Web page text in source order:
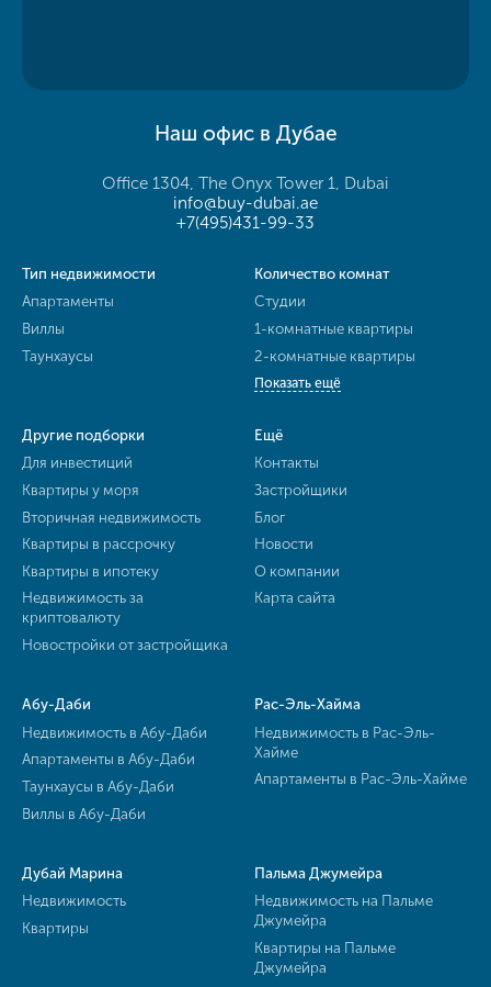
Наш офис в Дубае
Office 1304, The Onyx Tower 1, Dubai
info@buy-dubai.ae
+7(495)431-99-33
Тип недвижимости
Апартаменты
Виллы
Таунхаусы
Количество комнат
Студии
1-комнатные квартиры
2-комнатные квартиры
Показать ещё
Другие подборки
Для инвестиций
Квартиры у моря
Вторичная недвижимость
Квартиры в рассрочку
Квартиры в ипотеку
Недвижимость за
криптовалюту
Новостройки от застройщика
Ещё
Контакты
Застройщики
Блог
Новости
О компании
Карта сайта
Абу-Даби
Недвижимость в Абу-Даби
Апартаменты в Абу-Даби
Таунхаусы в Абу-Даби
Виллы в Абу-Даби
Рас-Эль-Хайма
Недвижимость в Рас-Эль-
Хайме
Апартаменты в Рас-Эль-Хайме
Дубай Марина
Недвижимость
Квартиры
Пальма Джумейра
Недвижимость на Пальме
Джумейра
Квартиры на Пальме
Джумейра